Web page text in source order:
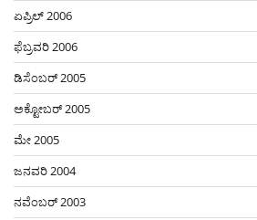
ಏಪ್ರಿಲ್ 2006
ಫೆಬ್ರವರಿ 2006
ಡಿಸೆಂಬರ್ 2005
ಅಕ್ಟೋಬರ್ 2005
ಮೇ 2005
ಜನವರಿ 2004
ನವೆಂಬರ್ 2003